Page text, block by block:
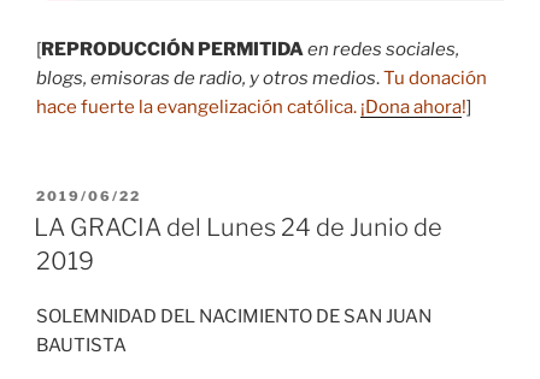
[REPRODUCCIÓN PERMITIDAen redes sociales,
blogs, emisoras de radio, y otros medios.Tu donación
hace fuerte la evangelización católica. ¡Dona ahora!]
PUBLICADO
EL
2019/06/22
LA GRACIA del Lunes 24 de Junio de
2019
SOLEMNIDAD DEL NACIMIENTO DE SAN JUAN
BAUTISTA